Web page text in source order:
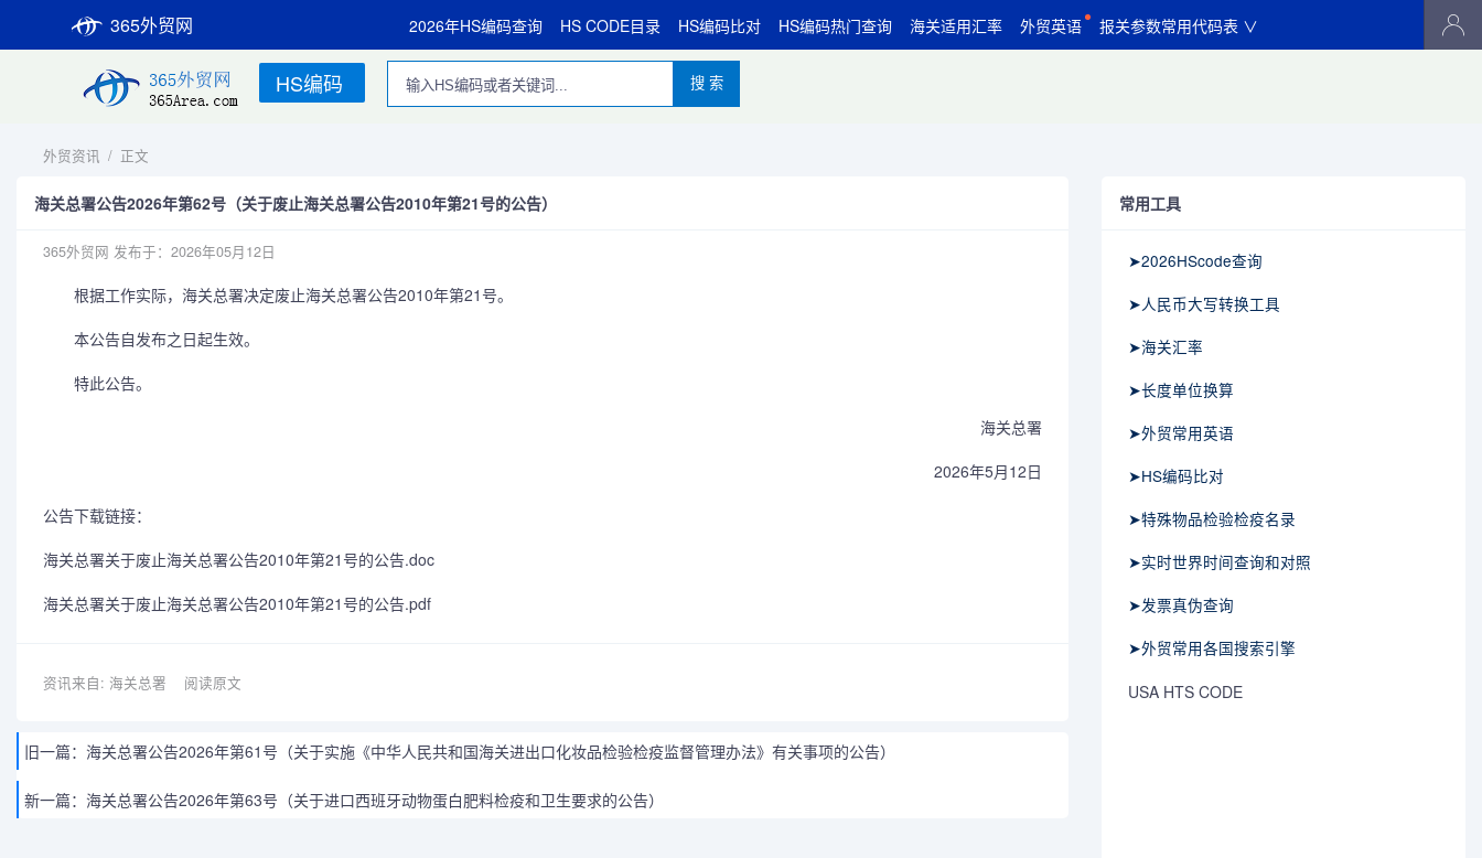
365外贸网 2026年HS编码查询 HS CODE目录 HS编码比对 HS编码热门查询 海关适用汇率 外贸英语 报关参数常用代码表 ∨
HS编码 搜 索
外贸资讯 / 正文
海关总署公告2026年第62号（关于废止海关总署公告2010年第21号的公告）
365外贸网 发布于：2026年05月12日
根据工作实际，海关总署决定废止海关总署公告2010年第21号。
本公告自发布之日起生效。
特此公告。
海关总署
2026年5月12日
公告下载链接：
海关总署关于废止海关总署公告2010年第21号的公告.doc
海关总署关于废止海关总署公告2010年第21号的公告.pdf
资讯来自: 海关总署 阅读原文
旧一篇： 海关总署公告2026年第61号（关于实施《中华人民共和国海关进出口化妆品检验检疫监督管理办法》有关事项的公告）
新一篇： 海关总署公告2026年第63号（关于进口西班牙动物蛋白肥料检疫和卫生要求的公告）
常用工具
➤2026HScode查询
➤人民币大写转换工具
➤海关汇率
➤长度单位换算
➤外贸常用英语
➤HS编码比对
➤特殊物品检验检疫名录
➤实时世界时间查询和对照
➤发票真伪查询
➤外贸常用各国搜索引擎
USA HTS CODE